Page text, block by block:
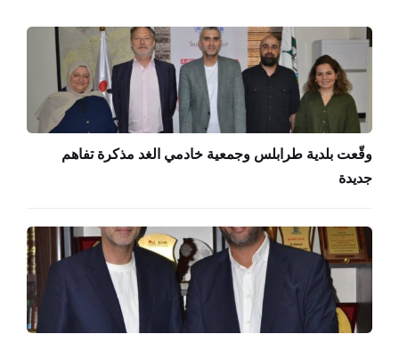
وقّعت بلدية طرابلس وجمعية خادمي الغد مذكرة تفاهم
جديدة